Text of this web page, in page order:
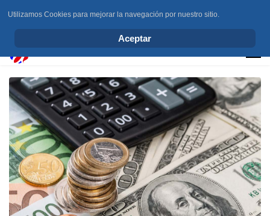
Utilizamos Cookies para mejorar la navegación por nuestro sitio.
Aceptar